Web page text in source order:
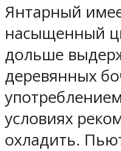
Янтарный
насыщенный
дольше
деревянных
условиях
охладить.